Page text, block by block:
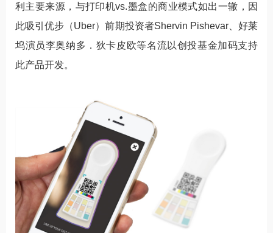
利主要来源，与打印机vs.墨盒的商业模式如出一辙，因
此吸引优步（Uber）前期投资者Shervin Pishevar、好莱
坞演员李奥纳多．狄卡皮欧等名流以创投基金加码支持
此产品开发。